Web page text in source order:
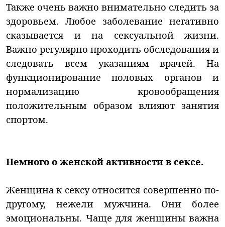
Также очень важно внимательно следить за
здоровьем. Любое заболевание негативно
сказывается и на сексуальной жизни.
Важно регулярно проходить обследования и
следовать всем указаниям врачей. На
функционирование половых органов и
нормализацию кровообращения
положительным образом влияют занятия
спортом.
Немного о женской активности в сексе.
Женщина к сексу относится совершенно по-
другому, нежели мужчина. Они более
эмоциональны. Чаще для женщины важна